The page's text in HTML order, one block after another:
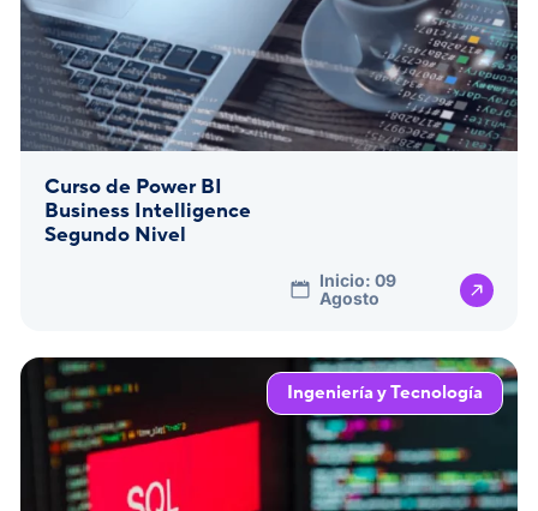
Curso de Power BI
Business Intelligence
Segundo Nivel
Inicio: 09
Agosto
Ingeniería y Tecnología